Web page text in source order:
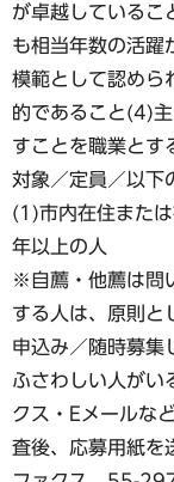
が卓越しているこ
も相当年数の活躍
模範として認めら
的であること(4)
すことを職業とす
対象／定員／以下
(1)市内在住また
年以上の人
※自薦・他薦は問
する人は、原則と
申込み／随時募集
ふさわしい人がい
クス・Eメールな
査後、応募用紙を